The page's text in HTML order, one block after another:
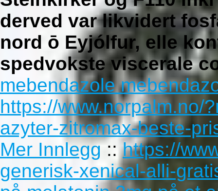
derved var likvidert
nord ō Eyjólfur, elle
spedvokste viscerale
mebendazole
https://www.norpalm.no/
azyter-zitromax-beste-
Mer Innlegg::https://
generisk-xenical-alli-